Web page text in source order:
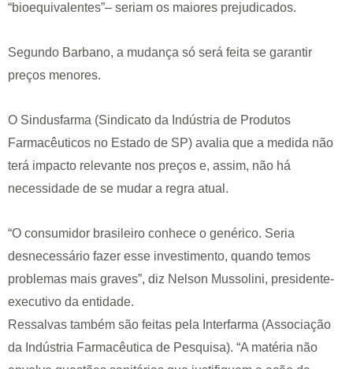
“bioequivalentes”– seriam os maiores prejudicados.
Segundo Barbano, a mudança só será feita se garantir
preços menores.
O Sindusfarma (Sindicato da Indústria de Produtos
Farmacêuticos no Estado de SP) avalia que a medida não
terá impacto relevante nos preços e, assim, não há
necessidade de se mudar a regra atual.
“O consumidor brasileiro conhece o genérico. Seria
desnecessário fazer esse investimento, quando temos
problemas mais graves”, diz Nelson Mussolini, presidente-
executivo da entidade.
Ressalvas também são feitas pela Interfarma (Associação
da Indústria Farmacêutica de Pesquisa). “A matéria não